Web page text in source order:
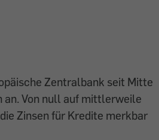
Zentralbank seit Mitte
an. Von null auf mittlerweile
Zinsen für Kredite merkbar